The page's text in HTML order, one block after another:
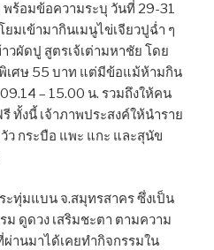
พร้อมข้อความระบุ วันที่ 29-31
มเข้ามากินเมนูไข่เจียวปูฉ่ำ ๆ
วผัดปู สูตรเจ้เต่ามหาชัย โดย
เศษ 55 บาท แต่มีข้อแม้ห้ามกิน
– 15.00 น. รวมถึงให้คน
ทั้งนี้ เจ้าภาพประสงค์ให้นำราย
กระบือ แพะ แกะ และสุนัข
ะทุ่มแบน จ.สมุทรสาคร ซึ่งเป็น
ดูดวง เสริมชะตา ตามความ
านมาได้เคยทำกิจกรรมใน